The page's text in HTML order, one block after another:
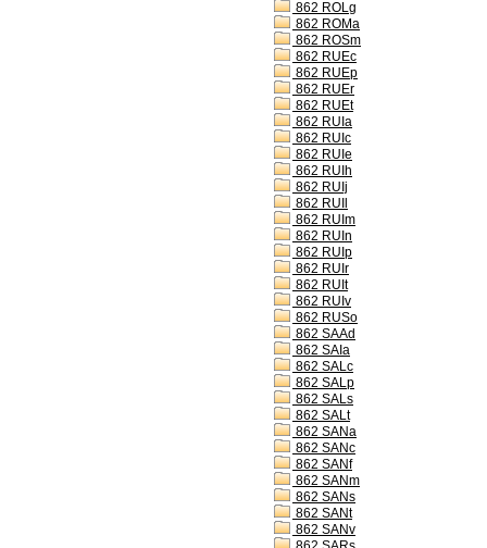
862 ROLg
862 ROMa
862 ROSm
862 RUEc
862 RUEp
862 RUEr
862 RUEt
862 RUIa
862 RUIc
862 RUIe
862 RUIh
862 RUIj
862 RUIl
862 RUIm
862 RUIn
862 RUIp
862 RUIr
862 RUIt
862 RUIv
862 RUSo
862 SAAd
862 SAIa
862 SALc
862 SALp
862 SALs
862 SALt
862 SANa
862 SANc
862 SANf
862 SANm
862 SANs
862 SANt
862 SANv